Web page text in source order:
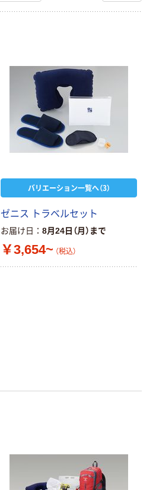
バリエーション一覧へ（3）
ゼニス トラベルセット
お届け日 8月24日（月）まで
￥3,654~ （税込）